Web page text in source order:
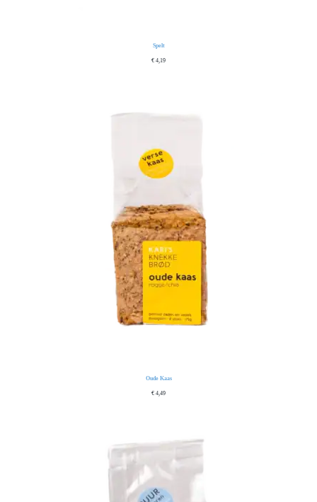
Spelt
€ 4,19
Oude Kaas
€ 4,49